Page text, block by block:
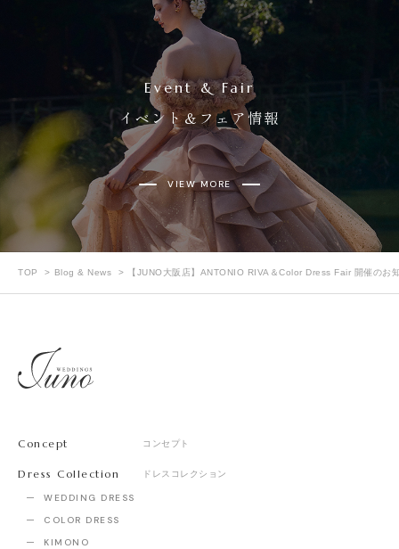
Event & Fair
イベント＆フェア情報
VIEW MORE
TOP Blog & News 【JUNO大阪店】ANTONIO RIVA＆Color Dress Fair 開催のお
Concept コンセプト
Dress Collection ドレスコレクション
WEDDING DRESS
COLOR DRESS
KIMONO